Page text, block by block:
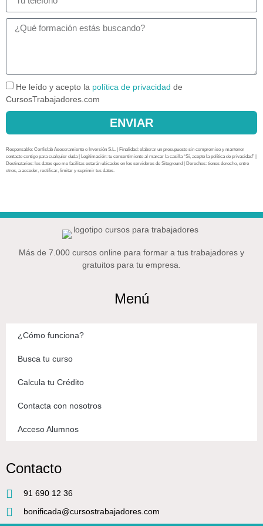
He leído y acepto la política de privacidad de
CursosTrabajadores.com
ENVIAR
Responsable: Confislab Asesoramiento e Inversión S.L. | Finalidad: elaborar un presupuesto sin compromiso y mantener
contacto contigo para cualquier duda | Legitimación: tu consentimiento al marcar la casilla “Sí, acepto la política de privacidad” |
Destinatarios: los datos que me facilitas estarán ubicados en los servidores de Siteground | Derechos: tienes derecho, entre
otros, a acceder, rectificar, limitar y suprimir tus datos.
Más de 7.000 cursos online para formar a tus trabajadores y
gratuitos para tu empresa.
Menú
¿Cómo funciona?
Busca tu curso
Calcula tu Crédito
Contacta con nosotros
Acceso Alumnos
Contacto
91 690 12 36
bonificada@cursostrabajadores.com